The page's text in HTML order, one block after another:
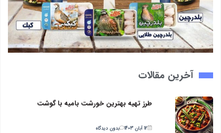
آخرین مقالات
طرز تهیه بهترین خورشت بامیه با گوشت
12 آبان 1403 بدون دیدگاه